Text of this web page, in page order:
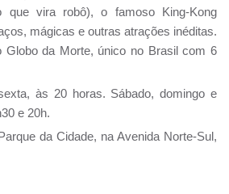
que vira robô), o famoso King-Kong
mágicas e outras atrações inéditas.
Globo da Morte, único no Brasil com 6
às 20 horas. Sábado, domingo e
e 20h.
da Cidade, na Avenida Norte-Sul,